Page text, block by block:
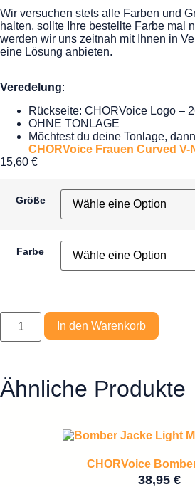
Wir versuchen stets alle Farben und
halten, sollte Ihre bestellte Farbe mal
werden wir uns zeitnah mit Ihnen in
eine Lösung anbieten.
Veredelung:
Rückseite: CHORVoice Logo –
OHNE TONLAGE
Möchtest du deine Tonlage,
CHORVoice Frauen Curved
15,60 €
Größe
Farbe
In den Warenkorb
Ähnliche Produkte
CHORVoice
38,95 €